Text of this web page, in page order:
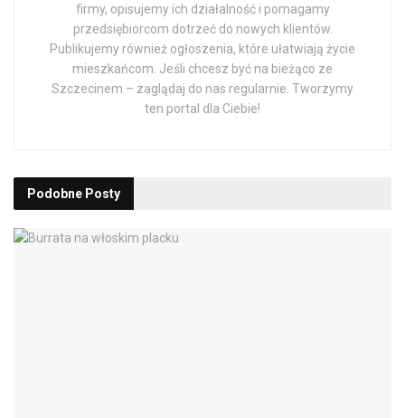
firmy, opisujemy ich działalność i pomagamy
przedsiębiorcom dotrzeć do nowych klientów.
Publikujemy również ogłoszenia, które ułatwiają życie
mieszkańcom. Jeśli chcesz być na bieżąco ze
Szczecinem – zaglądaj do nas regularnie. Tworzymy
ten portal dla Ciebie!
Podobne Posty